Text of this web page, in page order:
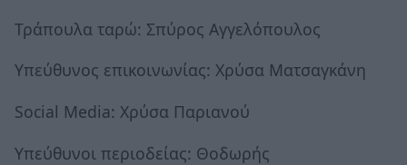
Τράπουλα ταρώ: Σπύρος Αγγελόπουλος
Υπεύθυνος επικοινωνίας: Χρύσα Ματσαγκάνη
Social Media: Χρύσα Παριανού
Υπεύθυνοι περιοδείας: Θοδωρής